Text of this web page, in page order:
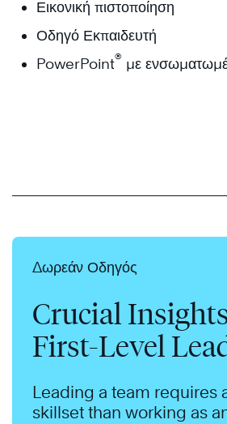
Εικονική πιστοποίηση
Οδηγό Εκπαιδευτή
PowerPoint® με
Δωρεάν Οδηγός
Crucial
First-Level
Leading a team requires
skillset than working as